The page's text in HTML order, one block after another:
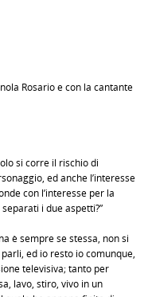
Rosario e con la cantante
si corre il rischio di
ed anche l’interesse
con l’interesse per la
i due aspetti?”
è sempre se stessa, non si
ed io resto io comunque,
televisiva; tanto per
lavo, stiro, vivo in un